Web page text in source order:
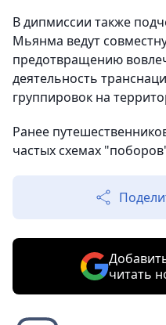
В дипмиссии также
Мьянма ведут
предотвращению
деятельность
группировок на
Ранее
частых схемах
читать